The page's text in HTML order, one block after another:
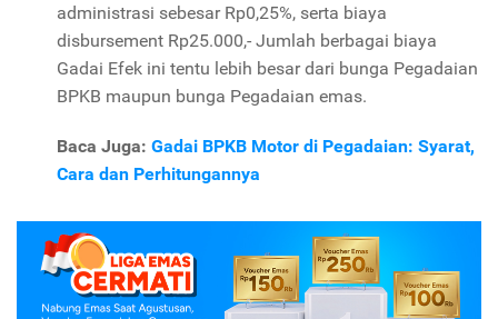
administrasi sebesar Rp0,25%, serta biaya
disbursement Rp25.000,- Jumlah berbagai biaya
Gadai Efek ini tentu lebih besar dari bunga Pegadaian
BPKB maupun bunga Pegadaian emas.
Baca Juga: Gadai BPKB Motor di Pegadaian: Syarat,
Cara dan Perhitungannya